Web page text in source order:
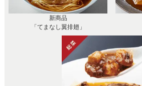
新商品
「てまなし翼排翅」